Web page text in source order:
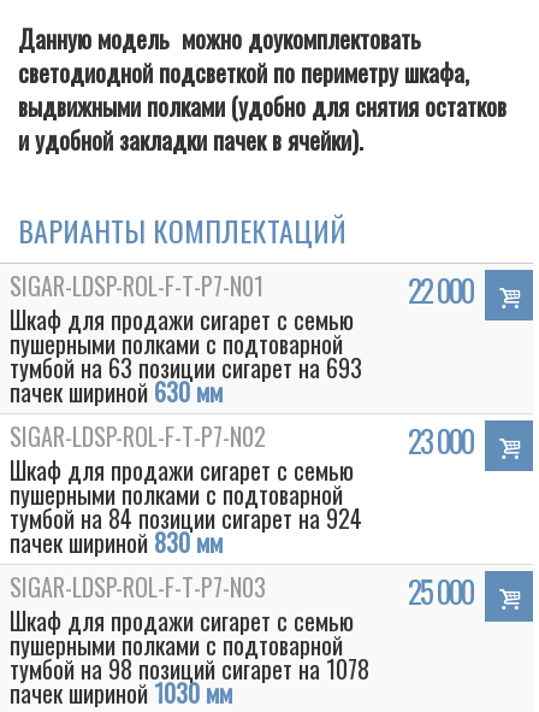
Данную модель можно доукомплектовать
светодиодной подсветкой по периметру шкафа,
выдвижными полками (удобно для снятия остатков
и удобной закладки пачек в ячейки).
ВАРИАНТЫ КОМПЛЕКТАЦИЙ
SIGAR-LDSP-ROL-F-T-P7-N01
Шкаф для продажи сигарет с семью
пушерными полками с подтоварной
тумбой на 63 позиции сигарет на 693
пачек шириной 630 мм
22 000
SIGAR-LDSP-ROL-F-T-P7-N02
Шкаф для продажи сигарет с семью
пушерными полками с подтоварной
тумбой на 84 позиции сигарет на 924
пачек шириной 830 мм
23 000
SIGAR-LDSP-ROL-F-T-P7-N03
Шкаф для продажи сигарет с семью
пушерными полками с подтоварной
тумбой на 98 позиций сигарет на 1078
пачек шириной 1030 мм
25 000